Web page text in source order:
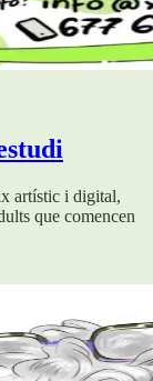
artístic i digital,
que comencen